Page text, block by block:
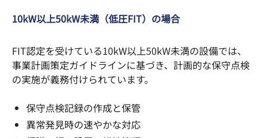
10kW以上50kW未満（低圧FIT）の場合
FIT認定を受けている10kW以上50kW未満の設備では、
事業計画策定ガイドラインに基づき、計画的な保守点検
の実施が義務付けられています。
保守点検記録の作成と保管
異常発見時の速やかな対応